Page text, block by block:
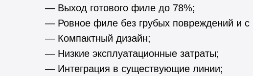
— Выход готового филе до 78%;
— Ровное филе без грубых повреждений и
— Компактный дизайн;
— Низкие эксплуатационные затраты;
— Интеграция в существующие линии;